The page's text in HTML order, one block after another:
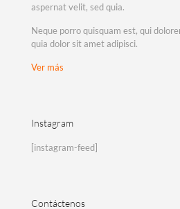
aspernat velit, sed quia.
Neque porro quisquam est, qui
quia dolor sit amet adipisci.
Ver más
Instagram
[instagram-feed]
Contáctenos